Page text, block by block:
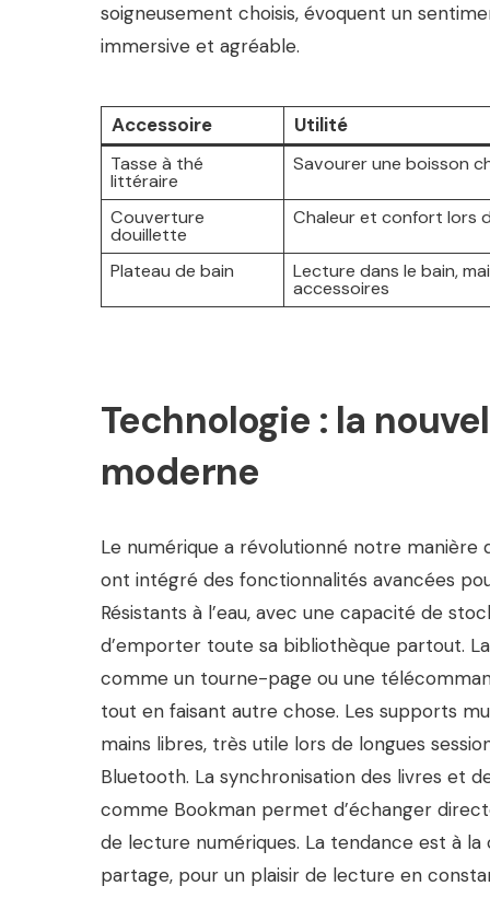
soigneusement choisis, évoquent un
immersive et agréable.
Accessoire Utilité
Tasse à thé
littéraire
Savourer une boisson
Couverture
douillette
Chaleur et confort lors
Plateau de bain Lecture dans le bain,
accessoires
Technologie : la
moderne
Le numérique a révolutionné notre manière
ont intégré des fonctionnalités avancées
Résistants à l’eau, avec une capacité de
d’emporter toute sa bibliothèque partout.
comme un tourne-page ou une
tout en faisant autre chose. Les supports
mains libres, très utile lors de longues
Bluetooth. La synchronisation des livres et
comme Bookman permet d’échanger
de lecture numériques. La tendance est à
partage, pour un plaisir de lecture en